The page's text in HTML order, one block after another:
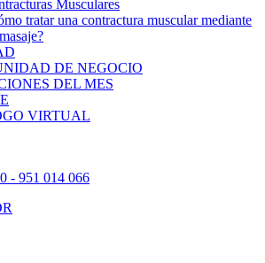
Musculares
tratar una contractura muscular mediante
DE NEGOCIO
DEL MES
VIRTUAL
- 951 014 066